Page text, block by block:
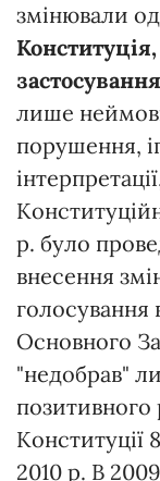
змінювали
лише
порушення,
р. було
внесення
голосування
Основного
"недобрав"
позитивного
Конституції
2010 р. В